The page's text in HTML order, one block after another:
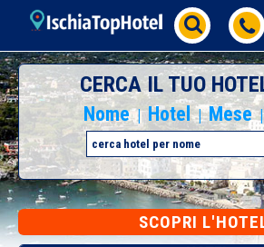
CERCA IL TUO
Nome | Hotel | Mese
SCOPRI